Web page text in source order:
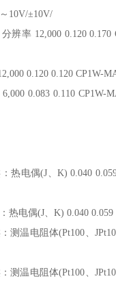
10V/±10V/
辨率 12,000 0.120 0.170
0.120 0.120 CP1W-
0.083 0.110 CP1W-
热电偶(J、K) 0.040 0.059
热电偶(J、K) 0.040 0.059
测温电阻体(Pt100、
测温电阻体(Pt100、